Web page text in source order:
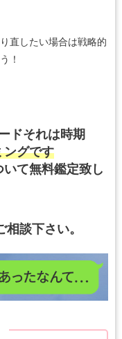
直したい場合は戦略的
！
ドそれは時期
ングです
て無料鑑定致し
相談下さい。